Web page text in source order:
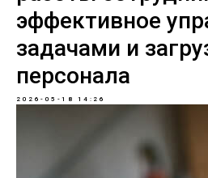
эффективное
задачами и
персонала
2026-05-18 14:26